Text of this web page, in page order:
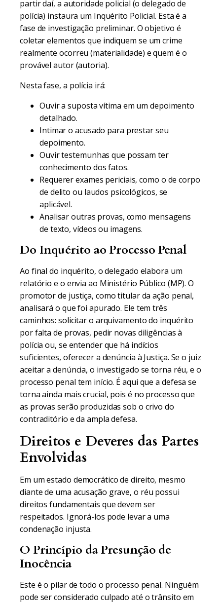
partir daí, a autoridade policial (o delegado de
polícia) instaura um Inquérito Policial. Esta é a
fase de investigação preliminar. O objetivo é
coletar elementos que indiquem se um crime
realmente ocorreu (materialidade) e quem é o
provável autor (autoria).
Nesta fase, a polícia irá:
Ouvir a suposta vítima em um depoimento
detalhado.
Intimar o acusado para prestar seu
depoimento.
Ouvir testemunhas que possam ter
conhecimento dos fatos.
Requerer exames periciais, como o de corpo
de delito ou laudos psicológicos, se
aplicável.
Analisar outras provas, como mensagens
de texto, vídeos ou imagens.
Do Inquérito ao Processo Penal
Ao final do inquérito, o delegado elabora um
relatório e o envia ao Ministério Público (MP). O
promotor de justiça, como titular da ação penal,
analisará o que foi apurado. Ele tem três
caminhos: solicitar o arquivamento do inquérito
por falta de provas, pedir novas diligências à
polícia ou, se entender que há indícios
suficientes, oferecer a denúncia à Justiça. Se o juiz
aceitar a denúncia, o investigado se torna réu, e o
processo penal tem início. É aqui que a defesa se
torna ainda mais crucial, pois é no processo que
as provas serão produzidas sob o crivo do
contraditório e da ampla defesa.
Direitos e Deveres das Partes
Envolvidas
Em um estado democrático de direito, mesmo
diante de uma acusação grave, o réu possui
direitos fundamentais que devem ser
respeitados. Ignorá-los pode levar a uma
condenação injusta.
O Princípio da Presunção de
Inocência
Este é o pilar de todo o processo penal. Ninguém
pode ser considerado culpado até o trânsito em